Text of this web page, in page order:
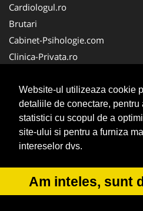
Website-ul utilizeaza cookie
detaliile de conectare, pentru
statistici cu scopul de a
site-ului si pentru a furniza
intereselor dvs.
Am inteles, sunt
Cardiologul.ro
Brutari
Cabinet-Psihologie.com
Clinica-Privata.ro
Cabinet-Individual.ro
CentruInchirieri.ro
Echipamente Romania
MedicAcupunctura.ro
© 2014-2026 Powered by
ANPC SOL